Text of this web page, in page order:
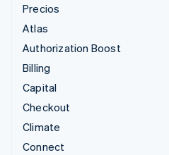
Precios
Atlas
Authorization Boost
Billing
Capital
Checkout
Climate
Connect